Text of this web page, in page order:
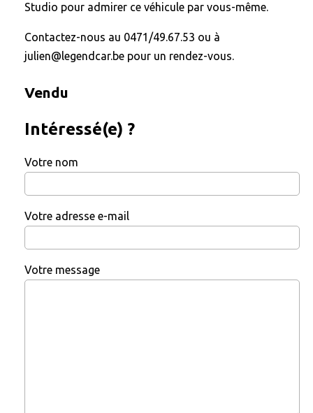
Studio pour admirer ce véhicule par vous-même.
Contactez-nous au 0471/49.67.53 ou à
julien@legendcar.be pour un rendez-vous.
Vendu
Intéressé(e) ?
Votre nom
Votre adresse e-mail
Votre message